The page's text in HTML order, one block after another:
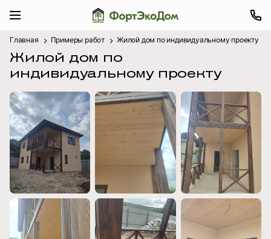
Главная Примеры работ Жилой дом по индивидуальному проекту
Жилой дом по
индивидуальному проекту